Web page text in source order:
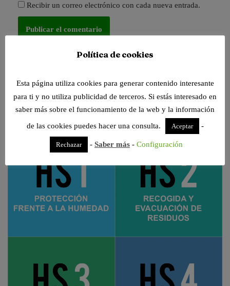
Recibir un correo electrónico con cada nueva entrada.
Política de cookies
Esta página utiliza cookies para generar contenido interesante
para ti y no utiliza publicidad de terceros. Si estás interesado en
saber más sobre el funcionamiento de la web y la información
de las cookies puedes hacer una consulta.
Aceptar -
Rechazar - Saber más - Configuración